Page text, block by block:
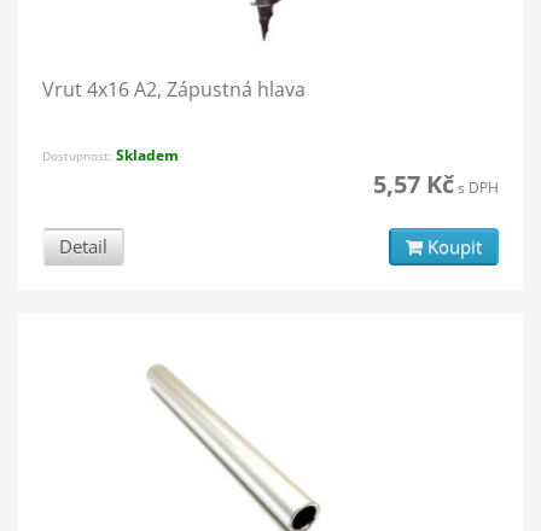
Vrut 4x16 A2, Zápustná hlava
Dostupnost: Skladem
5,57 Kčs DPH
Detail Koupit